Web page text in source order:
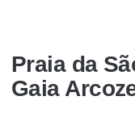
Praia da
Gaia